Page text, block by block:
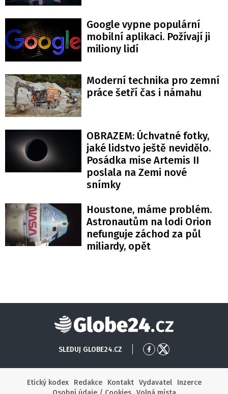
Google vypne populární
mobilní aplikaci. Požívají ji
miliony lidí
Moderní technika pro zemní
práce šetří čas i námahu
OBRAZEM: Úchvatné fotky,
jaké lidstvo ještě nevidělo.
Posádka mise Artemis II
poslala na Zemi nové
snímky
Houstone, máme problém.
Astronautům na lodi Orion
nefunguje záchod za půl
miliardy, opět
Globe24
SLEDUJ GLOBE24.CZ
PřejítPřejít
Etický kodex
Redakce Kontakt Vydavatel
Inzerce